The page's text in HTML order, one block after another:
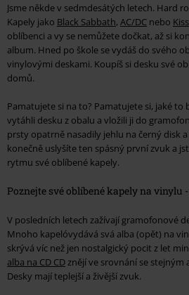
Jsme někde v sedmdesátých letech. Hard
Kapely jako Black Sabbath, AC/DC nebo Kiss
oblíbenci a vy se nemůžete dočkat, až si
album. Hned po škole se vydáš do svého
vinylovými deskami. Koupíš si desku své
domů.
Pamatujete si na to? Pamatujete si, jaké to
vytáhli desku z obalu a vložili ji do
prsty opatrně nasadily jehlu na černý disk
konečně uslyšíte ten spásný první zvuk a
rytmu své oblíbené kapely.
Poznejte své oblíbené kapely na vinylu
V posledních letech zažívají gramofonové
Mnoho kapelóvydává svá alba (opět) na
skrývá víc než jen nostalgický pocit z let
alba na CD CD znějí ve srovnání se stejným
Desky mají teplejší a živější zvuk.